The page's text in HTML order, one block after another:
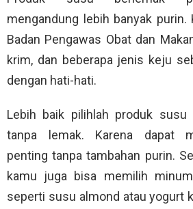
mengandung lebih banyak purin.
Badan Pengawas Obat dan
krim, dan beberapa jenis keju
dengan hati-hati.
Lebih baik pilihlah produk susu
tanpa lemak. Karena dapat
penting tanpa tambahan purin.
kamu juga bisa memilih
seperti susu almond atau yogurt